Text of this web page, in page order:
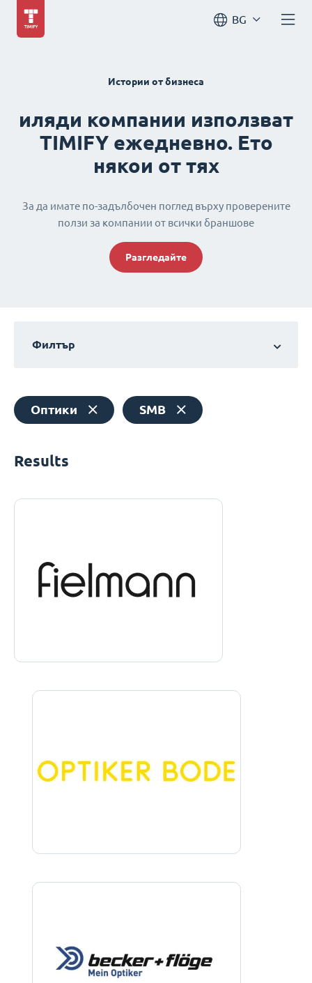
BG
Истории от бизнеса
иляди компании използват
TIMIFY ежедневно. Ето
някои от тях
За да имате по-задълбочен поглед върху проверените
ползи за компании от всички браншове
Разгледайте
Филтър
Оптики SMB
Results